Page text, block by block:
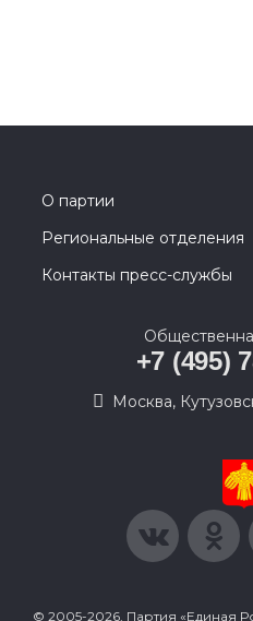
О партии
Региональные отделения
Контакты пресс-службы
+7 (495)
Москва,
© 2005-2026, Партия «Единая